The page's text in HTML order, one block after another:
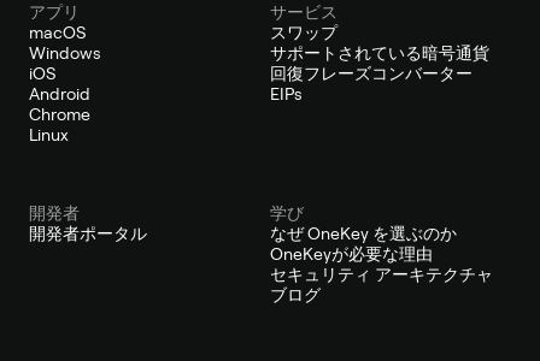
アプリ
macOS
Windows
iOS
Android
Chrome
Linux
サービス
スワップ
サポートされている暗号通貨
回復フレーズコンバーター
EIPs
開発者
開発者ポータル
学び
なぜ OneKey を選ぶのか
OneKeyが必要な理由
セキュリティ アーキテクチャ
ブログ